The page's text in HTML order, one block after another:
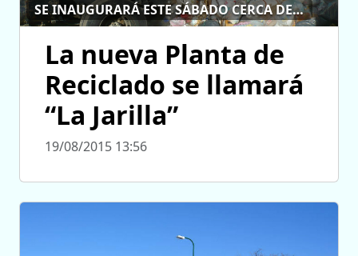
SE INAUGURARÁ ESTE SÁBADO CERCA DE QUINES
La nueva Planta de
Reciclado se llamará
“La Jarilla”
19/08/2015 13:56